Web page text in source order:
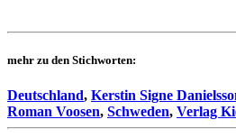
mehr zu den Stichworten:
Deutschland, Kerstin Signe
Roman Voosen, Schweden, Verlag